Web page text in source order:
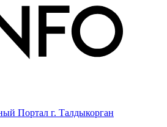
Портал г. Талдыкорган